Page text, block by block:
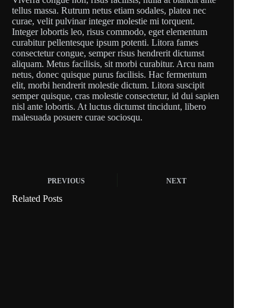
tellus massa. Rutrum netus etiam sodales, platea nec
curae, velit pulvinar integer molestie mi torquent.
Integer lobortis leo, risus commodo, eget elementum
curabitur pellentesque ipsum potenti. Litora fames
consectetur congue, semper risus hendrerit dictumst
aliquam. Metus facilisis, sit morbi curabitur. Arcu nam
netus, donec quisque purus facilisis. Hac fermentum
elit, morbi hendrerit molestie dictum. Litora suscipit
semper quisque, cras molestie consectetur, id dui sapien
nisl ante lobortis. At luctus dictumst tincidunt, libero
malesuada posuere curae sociosqu.
PREVIOUS NEXT
Related Posts